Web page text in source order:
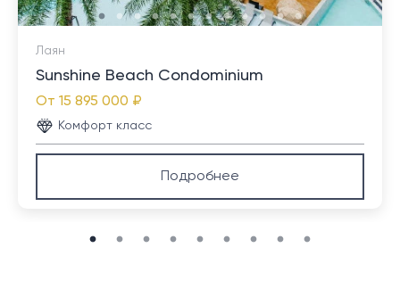
Лаян
Sunshine Beach Condominium
От 15 895 000 ₽
Комфорт класс
Подробнее